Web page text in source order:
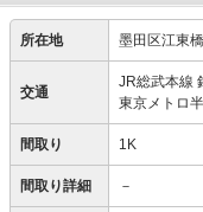
所在地 墨田区江東
交通
JR総武本線
東京メトロ
間取り 1K
間取り詳細 －